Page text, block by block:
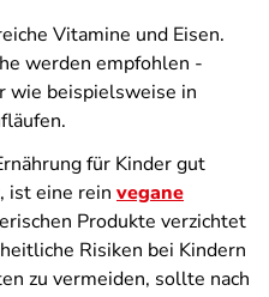
Vitamine und Eisen.
werden empfohlen -
wie beispielsweise in
für Kinder gut
ist eine rein vegane
Produkte verzichtet
Risiken bei Kindern
zu vermeiden, sollte nach